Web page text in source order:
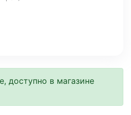
26-й км, д.7А, а.д. Балтия,
А, 1 этаж
доступно в магазине